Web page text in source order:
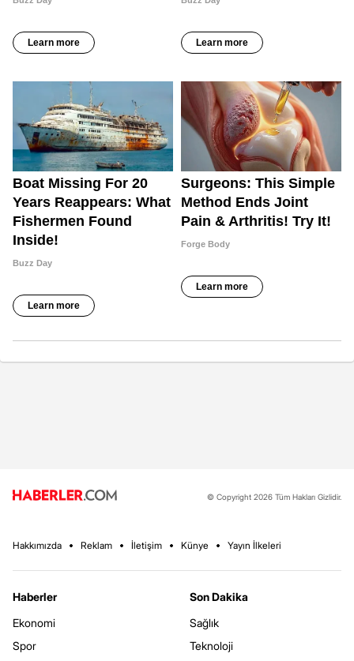
© Copyright 2026 Tüm Hakları Gizlidir.
Hakkımızda Reklam İletişim Künye Yayın İlkeleri
Haberler
Ekonomi
Spor
Son Dakika
Sağlık
Teknoloji